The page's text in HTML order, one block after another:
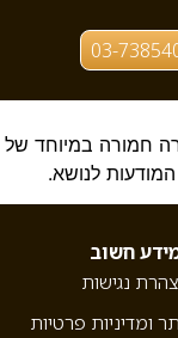
03-
חמורה במיוחד של
לנושא.
חשוב
נגישות
ומדיניות פרטיות